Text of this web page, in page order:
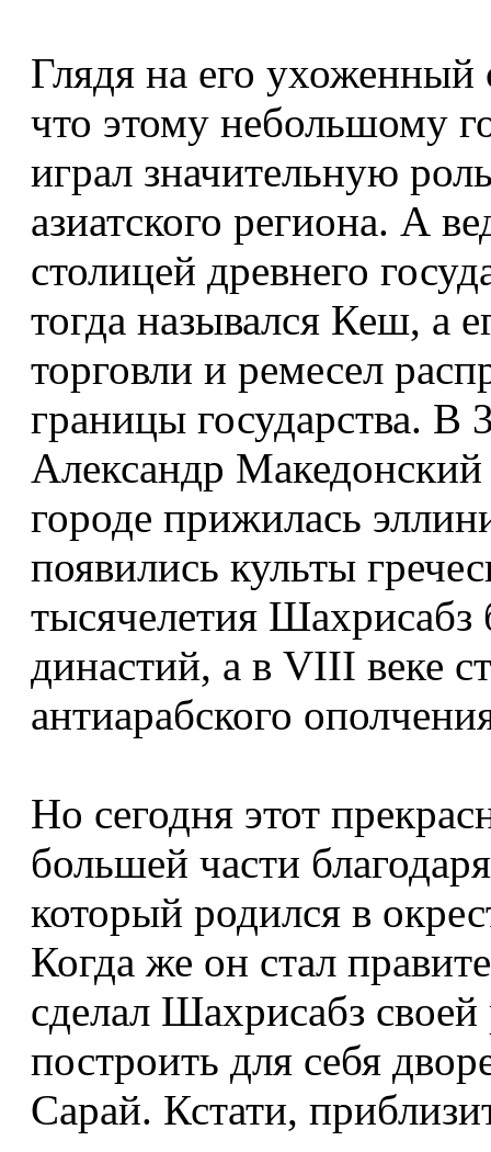
Глядя на его
что этому небольшому
играл значительную
азиатского региона. А
столицей древнего
тогда назывался Кеш, а
торговли и ремесел
границы государства.
Александр Македонский
городе прижилась
появились культы
тысячелетия
династий, а в VIII веке
антиарабского
Но сегодня этот
большей части
который родился в
Когда же он стал
сделал Шахрисабз
построить для себя
Сарай. Кстати,